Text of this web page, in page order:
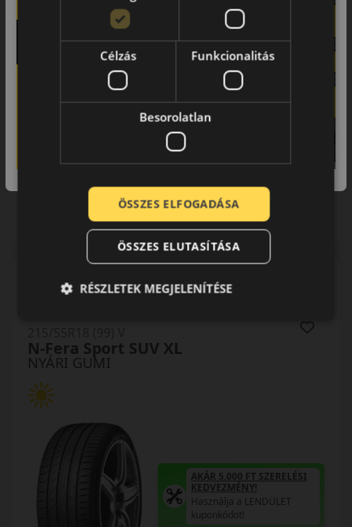
EPREL cimke adatok:
Kuponkód másolása
db
NYÁRI GUMI
N-Fera Sport SUV XL
AKÁR 5.000 FT SZERELÉSI
KEDVEZMÉNY!
Használja a LENDÜLET
kuponkódot!
Célzás Funkcionalitás
Besorolatlan
ÖSSZES ELFOGADÁSA
ÖSSZES ELUTASÍTÁSA
RÉSZLETEK MEGJELENÍTÉSE